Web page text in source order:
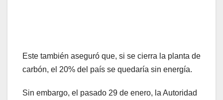
Este también aseguró que, si se cierra la planta de
carbón, el 20% del país se quedaría sin energía.
Sin embargo, el pasado 29 de enero, la Autoridad